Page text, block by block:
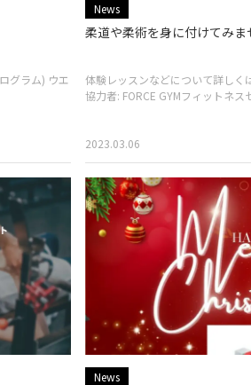
グラム) ウエ
News
柔道や柔術を身に付けてみま
体験レッスンなどについて詳しく
協力者: FORCE GYMフィットネス
2023.03.06
News